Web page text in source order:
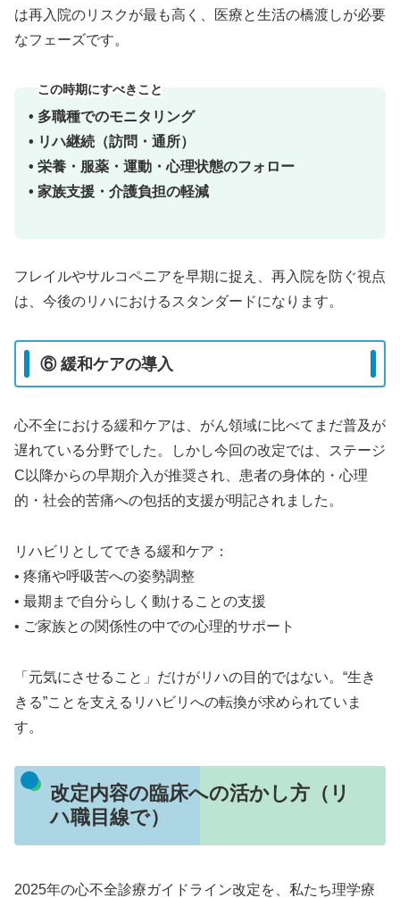
は再入院のリスクが最も高く、医療と生活の橋渡しが必要
なフェーズです。
この時期にすべきこと
• 多職種でのモニタリング
• リハ継続（訪問・通所）
• 栄養・服薬・運動・心理状態のフォロー
• 家族支援・介護負担の軽減
フレイルやサルコペニアを早期に捉え、再入院を防ぐ視点
は、今後のリハにおけるスタンダードになります。
⑥ 緩和ケアの導入
心不全における緩和ケアは、がん領域に比べてまだ普及が
遅れている分野でした。しかし今回の改定では、ステージ
C以降からの早期介入が推奨され、患者の身体的・心理
的・社会的苦痛への包括的支援が明記されました。
リハビリとしてできる緩和ケア：
• 疼痛や呼吸苦への姿勢調整
• 最期まで自分らしく動けることの支援
• ご家族との関係性の中での心理的サポート
「元気にさせること」だけがリハの目的ではない。“生き
きる”ことを支えるリハビリへの転換が求められていま
す。
改定内容の臨床への活かし方（リ
ハ職目線で）
2025年の心不全診療ガイドライン改定を、私たち理学療